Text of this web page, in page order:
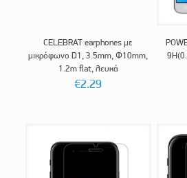
CELEBRAT earphones με
μικρόφωνο D1, 3.5mm, Φ10mm,
1.2m flat, λευκά
€2.29